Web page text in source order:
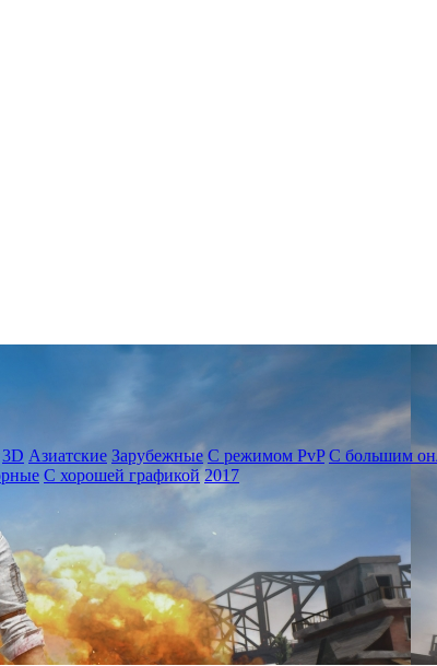
3D Азиатские Зарубежные С режимом PvP С большим
С хорошей графикой 2017